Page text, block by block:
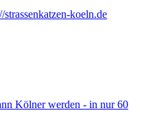
strassenkatzen-koeln.de
Kölner werden - in nur 60